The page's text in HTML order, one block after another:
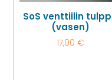
SoS venttiilin
(vasen)
17,00 €